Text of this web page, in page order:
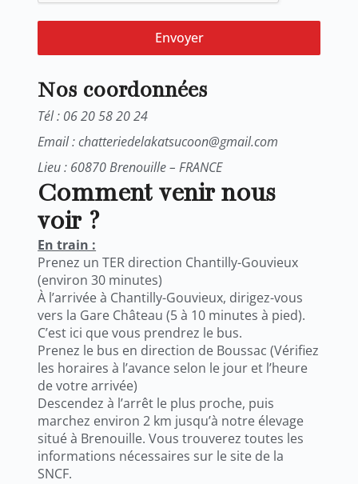
Envoyer
Nos coordonnées
Tél : 06 20 58 20 24
Email : chatteriedelakatsucoon@gmail.com
Lieu : 60870 Brenouille – FRANCE
Comment venir nous
voir ?
En train :
Prenez un TER direction Chantilly-Gouvieux
(environ 30 minutes)
À l’arrivée à Chantilly-Gouvieux, dirigez-vous
vers la Gare Château (5 à 10 minutes à pied).
C’est ici que vous prendrez le bus.
Prenez le bus en direction de Boussac (Vérifiez
les horaires à l’avance selon le jour et l’heure
de votre arrivée)
Descendez à l’arrêt le plus proche, puis
marchez environ 2 km jusqu’à notre élevage
situé à Brenouille. Vous trouverez toutes les
informations nécessaires sur le site de la
SNCF.